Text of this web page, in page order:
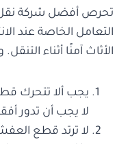
تحرص أفضل شركة نقل
التعامل الخاصة عند
الأثاث آمنًا أثناء
يجب ألا تتحرك قطع
لا يجب أن تدور
لا ترتد قطع